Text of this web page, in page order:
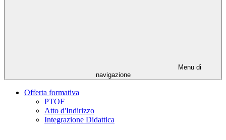
Menu di
navigazione
Offerta formativa
PTOF
Atto d'Indirizzo
Integrazione Didattica